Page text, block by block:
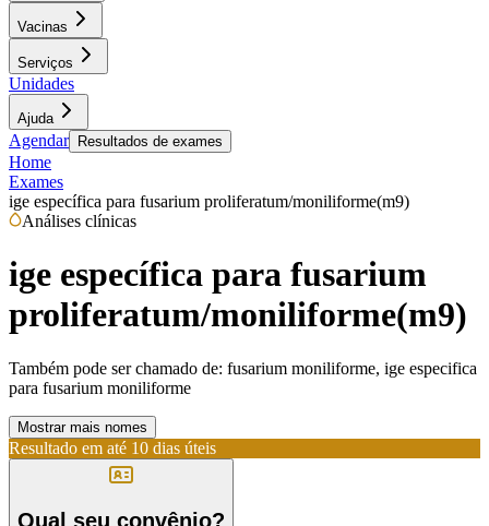
Vacinas
Serviços
Unidades
Ajuda
Agendar Resultados de exames
Home
Exames
ige específica para fusarium proliferatum/moniliforme(m9)
Análises clínicas
ige específica para fusarium
proliferatum/moniliforme(m9)
Também pode ser chamado de: fusarium moniliforme, ige especifica
para fusarium moniliforme
Mostrar mais nomes
Resultado em até 10 dias úteis
Qual seu convênio?